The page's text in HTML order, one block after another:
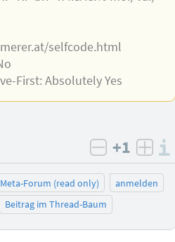
selfcode.html
First: Absolutely Yes
negativ
+1
Meta-Forum (read only)
anmelden
Beitrag im Thread-Baum